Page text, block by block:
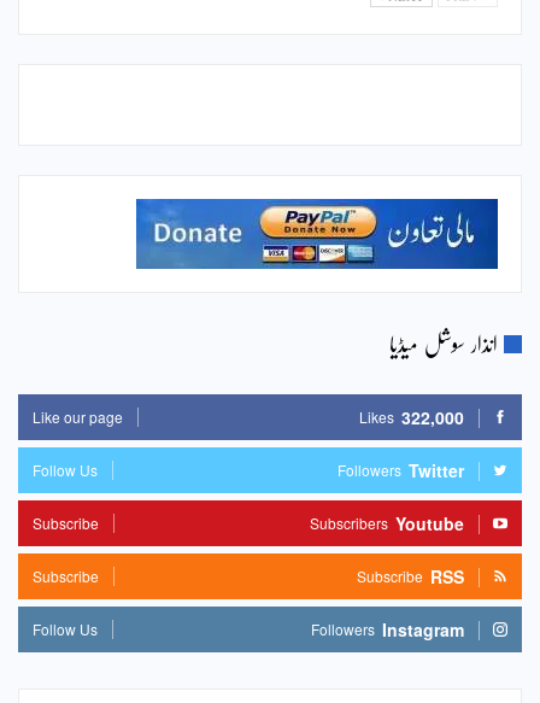
انذار سوشل میڈیا
322,000
Likes
Like our page
Twitter
Followers
Follow Us
Youtube
Subscribers
Subscribe
RSS
Subscribe
Subscribe
Instagram
Followers
Follow Us